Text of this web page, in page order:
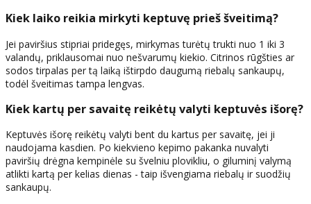
Kiek laiko reikia mirkyti keptuvę prieš šveitimą?
Jei paviršius stipriai pridegęs, mirkymas turėtų trukti nuo 1 iki 3
valandų, priklausomai nuo nešvarumų kiekio. Citrinos rūgšties ar
sodos tirpalas per tą laiką ištirpdo daugumą riebalų sankaupų,
todėl šveitimas tampa lengvas.
Kiek kartų per savaitę reikėtų valyti keptuvės išorę?
Keptuvės išorę reikėtų valyti bent du kartus per savaitę, jei ji
naudojama kasdien. Po kiekvieno kepimo pakanka nuvalyti
paviršių drėgna kempinėle su švelniu plovikliu, o giluminį valymą
atlikti kartą per kelias dienas - taip išvengiama riebalų ir suodžių
sankaupų.